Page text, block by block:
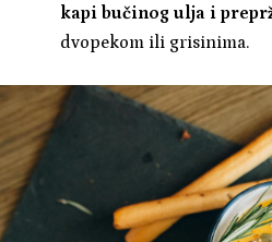
kapi bučinog ulja i
dvopekom ili grisinima.